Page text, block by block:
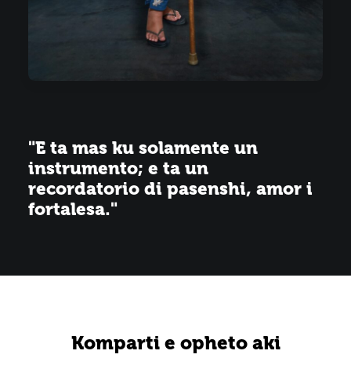
"E ta mas ku solamente un
instrumento; e ta un
recordatorio di pasenshi, amor i
fortalesa."
Komparti e opheto aki